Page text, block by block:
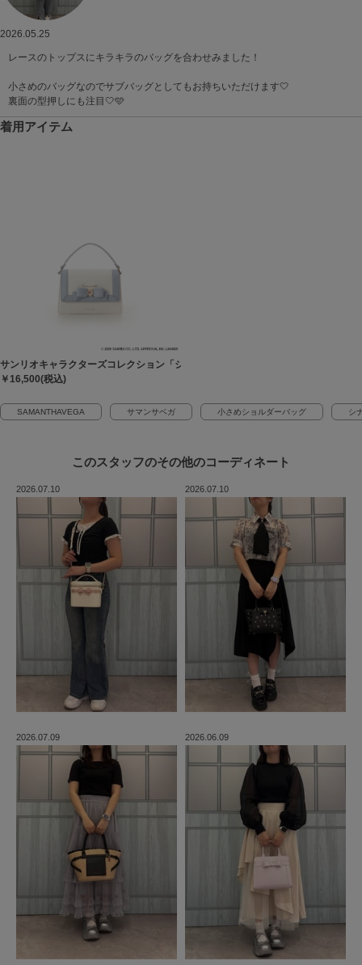
2026.05.25
レースのトップスにキラキラのバッグを合わせみました！
小さめのバッグなのでサブバッグとしてもお持ちいただけます🤍
裏面の型押しにも注目🤍🩵
着用アイテム
サンリオキャラクターズコレクション「シナモロール」 ミニショルダーバッグ
￥16,500(税込)
SAMANTHAVEGA サマンサベガ 小さめショルダーバッグ シ
このスタッフのその他のコーディネート
2026.07.10 2026.07.10
2026.07.09 2026.06.09